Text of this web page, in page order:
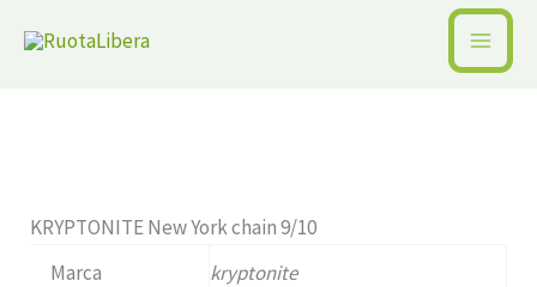
Home /Pagina precedente
KRYPTONITE New York chain 9/10
Marca
kryptonite